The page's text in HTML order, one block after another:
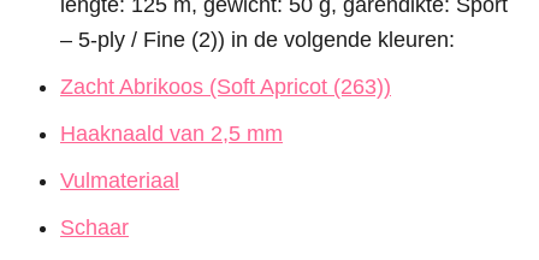
– 5-ply / Fine (2)) in de volgende kleuren:
Zacht Abrikoos (Soft Apricot (263))
Haaknaald van 2,5 mm
Vulmateriaal
Schaar